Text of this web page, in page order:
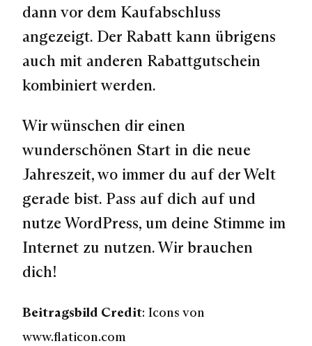
dann vor dem Kaufabschluss
angezeigt. Der Rabatt kann übrigens
auch mit anderen Rabattgutschein
kombiniert werden.
Wir wünschen dir einen
wunderschönen Start in die neue
Jahreszeit, wo immer du auf der Welt
gerade bist. Pass auf dich auf und
nutze WordPress, um deine Stimme im
Internet zu nutzen. Wir brauchen
dich!
Beitragsbild Credit: Icons von
www.flaticon.com